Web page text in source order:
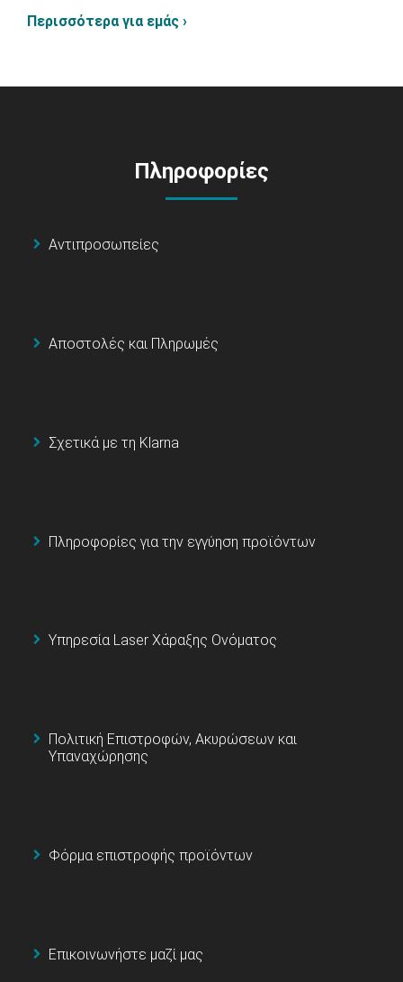
Περισσότερα για εμάς ›
Πληροφορίες
Αντιπροσωπείες
Αποστολές και Πληρωμές
Σχετικά με τη Klarna
Πληροφορίες για την εγγύηση προϊόντων
Υπηρεσία Laser Χάραξης Ονόματος
Πολιτική Επιστροφών, Ακυρώσεων και
Υπαναχώρησης
Φόρμα επιστροφής προϊόντων
Επικοινωνήστε μαζί μας